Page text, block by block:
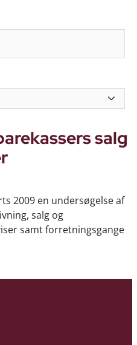
salg
2009 en undersøgelse af
salg og
samt forretningsgange